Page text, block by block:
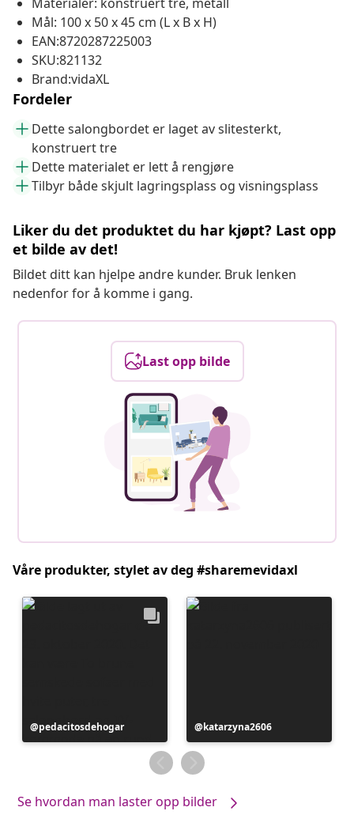
Mål: 100 x 50 x 45 cm (L x B x H)
EAN:8720287225003
SKU:821132
Brand:vidaXL
Fordeler
Dette salongbordet er laget av slitesterkt,
konstruert tre
Dette materialet er lett å rengjøre
Tilbyr både skjult lagringsplass og visningsplass
Liker du det produktet du har kjøpt? Last opp
et bilde av det!
Bildet ditt kan hjelpe andre kunder. Bruk lenken
nedenfor for å komme i gang.
Last opp bilde
Våre produkter, stylet av deg #sharemevidaxl
Innlegg
publisert
pedacitosdehogar
Innlegg
publisert
av
katarzyna2606
Se hvordan man laster opp bilder